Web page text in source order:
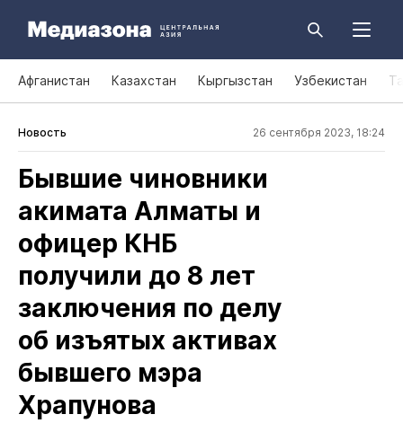
Афганистан Казахстан Кыргызстан Узбекистан
Новость 26 сентября 2023, 18:24
Бывшие чиновники
акимата Алматы и
офицер КНБ
получили до 8 лет
заключения по делу
об изъятых активах
бывшего мэра
Храпунова